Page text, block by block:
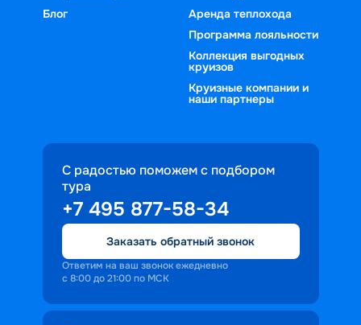
Блог
Аренда теплохода
Программа лояльности
Коллекция выгодных
круизов
Круизные компании и
наши партнеры
С радостью поможем с подбором
тура
+7 495 877-58-34
Заказать обратный звонок
Ответим на ваш звонок ежедневно
с 8:00 до 21:00 по МСК